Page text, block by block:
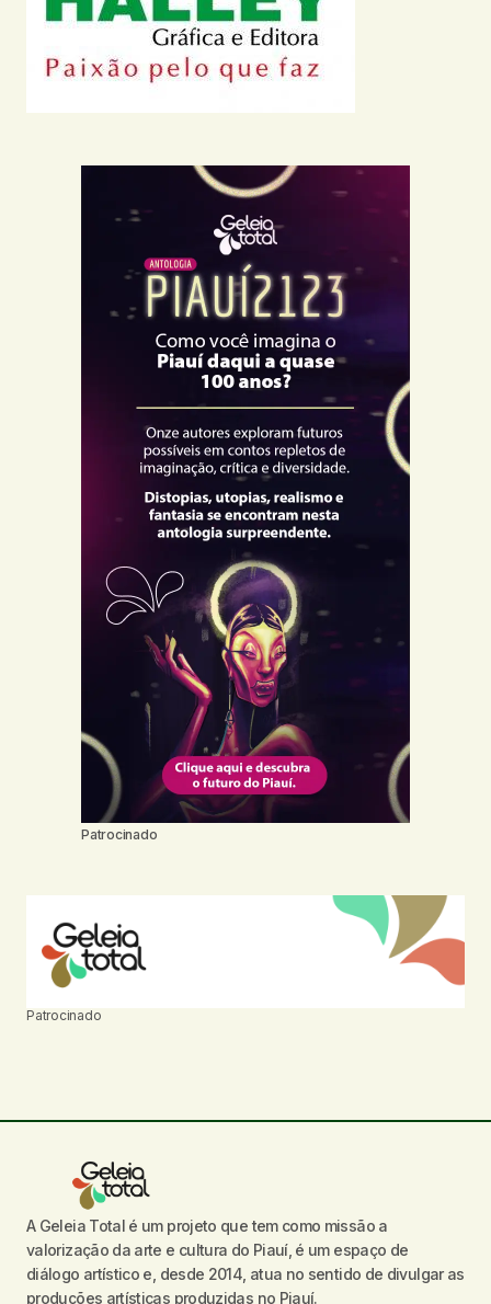
Patrocinado
Patrocinado
A Geleia Total é um projeto que tem como missão a
valorização da arte e cultura do Piauí, é um espaço de
diálogo artístico e, desde 2014, atua no sentido de divulgar as
produções artísticas produzidas no Piauí.